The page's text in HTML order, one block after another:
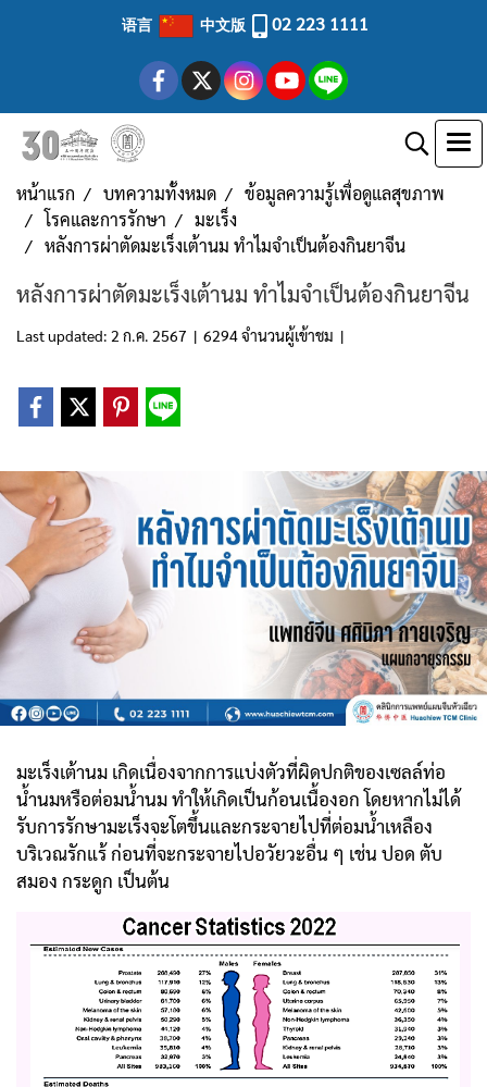
语言 中文版 02 223 1111
หน้าแรก บทความทั้งหมด
ข้อมูลความรู้เพื่อดูแลสุขภาพ
โรคและการรักษา
มะเร็ง
หลังการผ่าตัดมะเร็งเต้านม ทำไมจำเป็นต้องกินยาจีน
หลังการผ่าตัดมะเร็งเต้านม ทำไมจำเป็นต้องกินยาจีน
Last updated: 2 ก.ค. 2567 | 6294 จำนวนผู้เข้าชม |
มะเร็งเต้านม เกิดเนื่องจากการแบ่งตัวที่ผิดปกติของเซลล์ท่อ
น้ำนมหรือต่อมน้ำนม ทำให้เกิดเป็นก้อนเนื้องอก โดยหากไม่ได้
รับการรักษามะเร็งจะโตขึ้นและกระจายไปที่ต่อมน้ำเหลือง
บริเวณรักแร้ ก่อนที่จะกระจายไปอวัยวะอื่น ๆ เช่น ปอด ตับ
สมอง กระดูก เป็นต้น